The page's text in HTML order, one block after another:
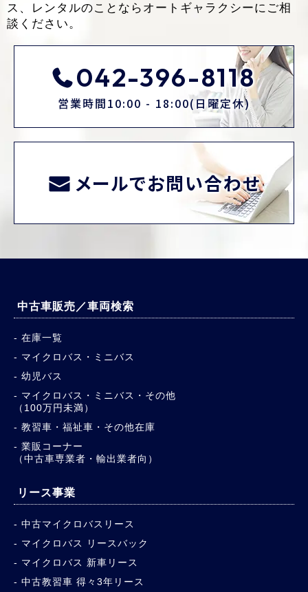
ス、レンタルのことなら オートギャラクシーにご相
談ください。
042-396-8118
営業時間10:00 - 18:00(日曜定休)
メールでお問い合わせ
中古車販売／車両検索
在庫一覧
マイクロバス・ミニバス
幼児バス
マイクロバス・ミニバス・その他
（100万円未満）
教習車・福祉車・その他在庫
業販コーナー
（中古車専業者・輸出業者向）
リース事業
中古マイクロバスリース
マイクロバス リースバック
マイクロバス 新車リース
中古教習車 得々3年リース